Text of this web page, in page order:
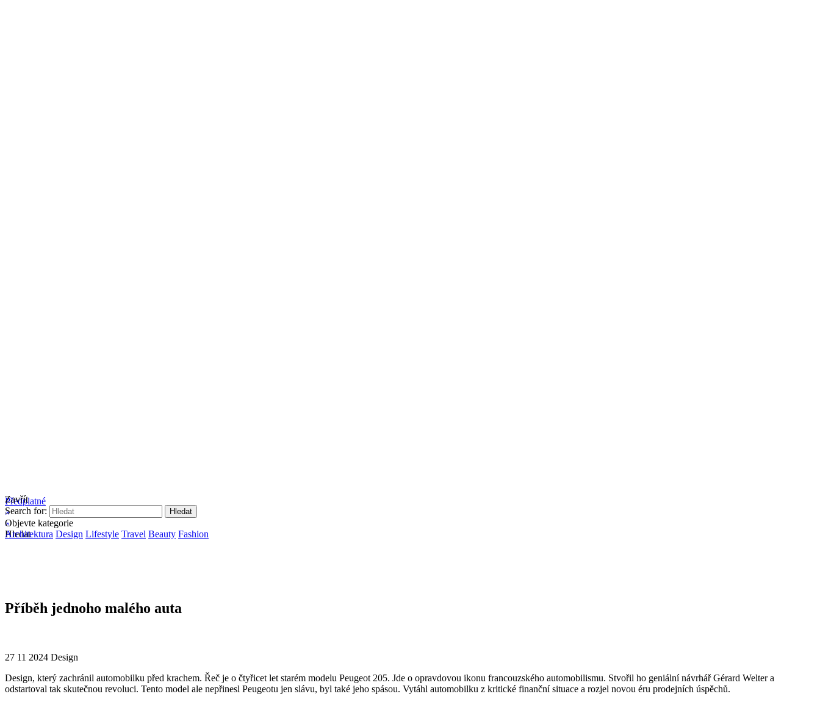
Předplatné
Hledat
Zavřít
Search for:
Objevte kategorie
Architektura Design Lifestyle Travel Beauty Fashion
Příběh jednoho malého auta
27 11 2024 Design
Design, který zachránil automobilku před krachem. Řeč je o čtyřicet let starém modelu Peugeot 205. Jde o opravdovou ikonu francouzského automobilismu. Stvořil ho geniální návrhář Gérard Welter a
odstartoval tak skutečnou revoluci. Tento model ale nepřinesl Peugeotu jen slávu, byl také jeho spásou. Vytáhl automobilku z kritické finanční situace a rozjel novou éru prodejních úspěchů.